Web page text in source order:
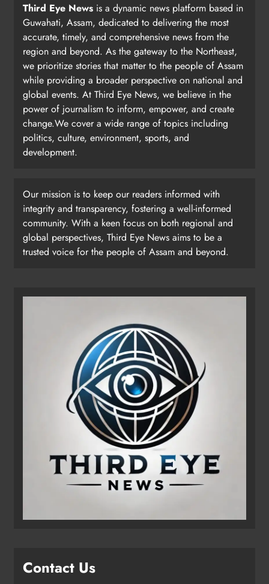
Third Eye News is a dynamic news platform based in
Guwahati, Assam, dedicated to delivering the most
accurate, timely, and comprehensive news from the
region and beyond. As the gateway to the Northeast,
we prioritize stories that matter to the people of Assam
while providing a broader perspective on national and
global events. At Third Eye News, we believe in the
power of journalism to inform, empower, and create
change.We cover a wide range of topics including
politics, culture, environment, sports, and
development.
Our mission is to keep our readers informed with
integrity and transparency, fostering a well-informed
community. With a keen focus on both regional and
global perspectives, Third Eye News aims to be a
trusted voice for the people of Assam and beyond.
Contact Us